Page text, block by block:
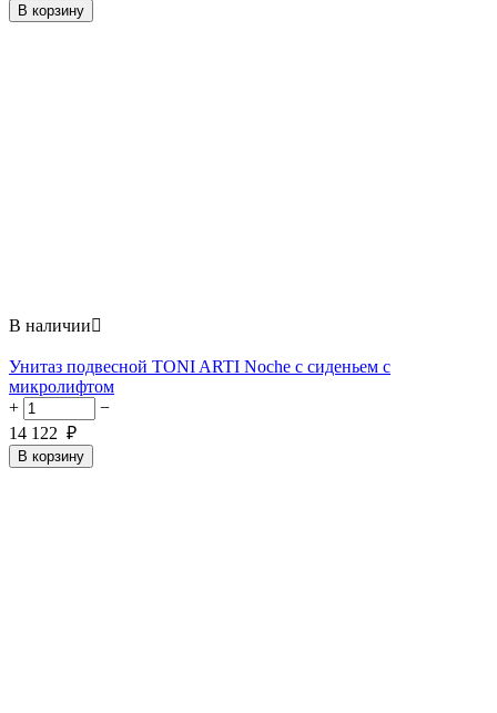
В корзину
В наличии
Унитаз подвесной TONI ARTI Noche с сиденьем с
микролифтом
+
−
14 122 ₽
В корзину